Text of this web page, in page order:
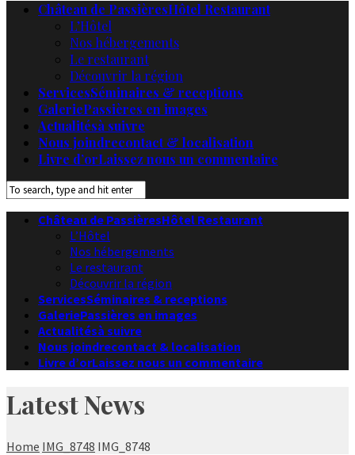
Château de PassièresHôtel Restaurant
L’Hôtel
Nos hébergements
Le restaurant
Découvrir la région
ServicesSéminaires & receptions
GaleriePassières en images
Actualitésà suivre
Nous joindrecontact & localisation
Livre d’orLaissez nous un commentaire
Château de PassièresHôtel Restaurant
L’Hôtel
Nos hébergements
Le restaurant
Découvrir la région
ServicesSéminaires & receptions
GaleriePassières en images
Actualitésà suivre
Nous joindrecontact & localisation
Livre d’orLaissez nous un commentaire
Latest News
Home IMG_8748 IMG_8748